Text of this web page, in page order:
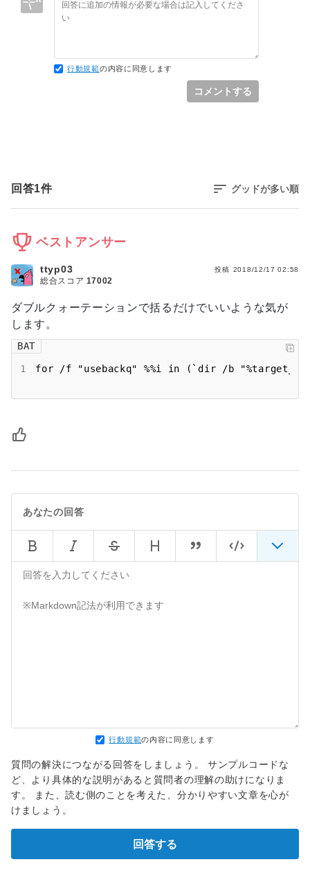
行動規範の内容に同意します
コメントする
回答1件 グッドが多い順
ベストアンサー
ダブルクォーテーションで括るだけでいいような気が
します。
BAT
1 for /f "usebackq" %%i in (`dir /b
投稿 2018/12/17 02:58
ttyp03
総合スコア 17002
あなたの回答
行動規範の内容に同意します
質問の解決につながる回答をしましょう。 サンプルコードな
ど、より具体的な説明があると質問者の理解の助けになりま
す。 また、読む側のことを考えた、分かりやすい文章を心が
けましょう。
回答する